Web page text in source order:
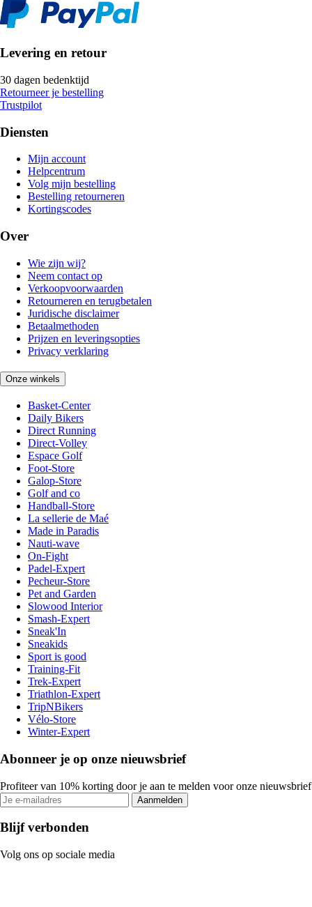
Levering en retour
30 dagen bedenktijd
Retourneer je bestelling
Trustpilot
Diensten
Mijn account
Helpcentrum
Volg mijn bestelling
Bestelling retourneren
Kortingscodes
Over
Wie zijn wij?
Neem contact op
Verkoopvoorwaarden
Retourneren en terugbetalen
Juridische disclaimer
Betaalmethoden
Prijzen en leveringsopties
Privacy verklaring
Onze winkels
Basket-Center
Daily Bikers
Direct Running
Direct-Volley
Espace Golf
Foot-Store
Galop-Store
Golf and co
Handball-Store
La sellerie de Maé
Made in Paradis
Nauti-wave
On-Fight
Padel-Expert
Pecheur-Store
Pet and Garden
Slowood Interior
Smash-Expert
Sneak'In
Sneakids
Sport is good
Training-Fit
Trek-Expert
Triathlon-Expert
TripNBikers
Vélo-Store
Winter-Expert
Abonneer je op onze nieuwsbrief
Profiteer van 10% korting door je aan te melden voor onze nieuwsbrief
Aanmelden
Blijf verbonden
Volg ons op sociale media